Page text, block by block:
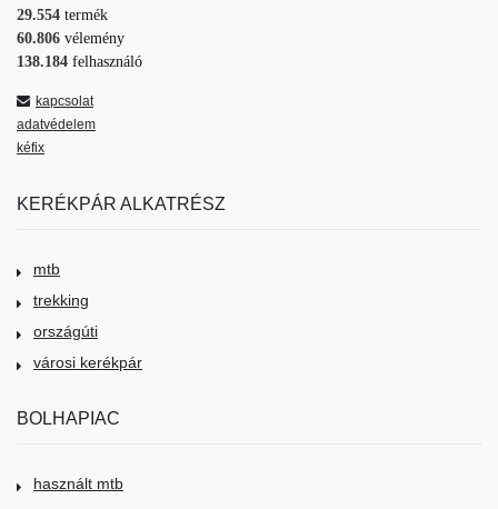
29.554 termék
60.806 vélemény
138.184 felhasználó
kapcsolat
adatvédelem
kéfix
KERÉKPÁR ALKATRÉSZ
mtb
trekking
országúti
városi kerékpár
BOLHAPIAC
használt mtb